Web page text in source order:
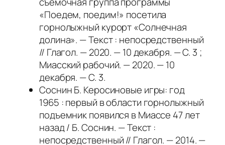
«Поедем, поедим!» посетила
горнолыжный курорт «Солнечная
долина». — Текст : непосредственный
// Глагол. — 2020. — 10 декабря. — С. 3 ;
Миасский рабочий. — 2020. — 10
декабря. — С. 3.
Соснин Б. Керосиновые игры: год
1965 : первый в области горнолыжный
подъемник появился в Миассе 47 лет
назад / Б. Соснин. — Текст :
непосредственный // Глагол. — 2014. —